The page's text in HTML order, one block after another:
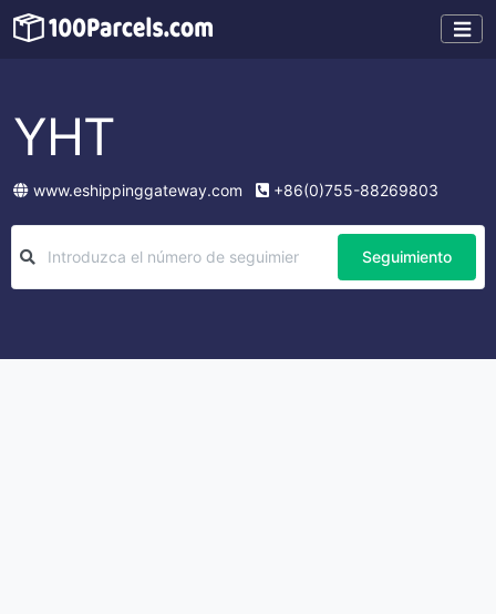
YHT
www.eshippinggateway.com +86(0)755-88269803
Seguimiento